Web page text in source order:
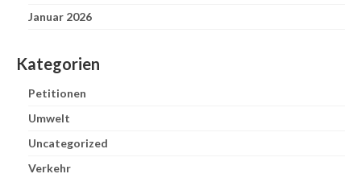
Januar 2026
Kategorien
Petitionen
Umwelt
Uncategorized
Verkehr